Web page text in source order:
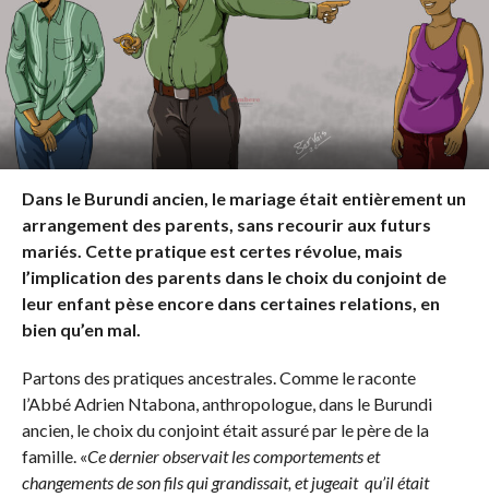
Dans le Burundi ancien, le mariage était entièrement un
arrangement des parents, sans recourir aux futurs
mariés. Cette pratique est certes révolue, mais
l’implication des parents dans le choix du conjoint de
leur enfant pèse encore dans certaines relations, en
bien qu’en mal.
Partons des pratiques ancestrales. Comme le raconte
l’Abbé Adrien Ntabona, anthropologue, dans le Burundi
ancien, le choix du conjoint était assuré par le père de la
famille. «Ce dernier observait les comportements et
changements de son fils qui grandissait, et jugeait qu’il était